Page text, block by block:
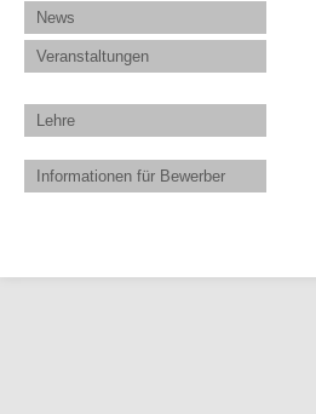
News
Veranstaltungen
Lehre
Informationen für Bewerber